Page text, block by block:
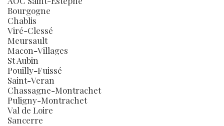
Bourgogne
Chablis
Viré-Clessé
Meursault
Macon-Villages
St Aubin
Pouilly-Fuissé
Saint-Veran
Chassagne-Montrachet
Puligny-Montrachet
Val de Loire
Sancerre